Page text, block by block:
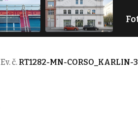
Ev. č. RT1282-MN-CORSO_KARLIN-3